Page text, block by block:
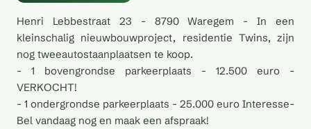
Henri Lebbestraat 23 - 8790 Waregem - In een
kleinschalig nieuwbouwproject, residentie Twins, zijn
nog tweeautostaanplaatsen te koop.
- 1 bovengrondse parkeerplaats - 12.500 euro -
VERKOCHT!
- 1 ondergrondse parkeerplaats - 25.000 euro Interesse-
Bel vandaag nog en maak een afspraak!